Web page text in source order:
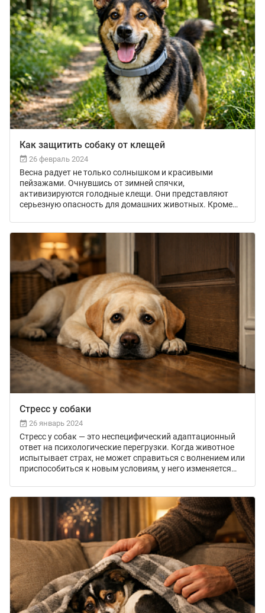
Как защитить собаку от клещей
26 февраль 2024
Весна радует не только солнышком и красивыми
пейзажами. Очнувшись от зимней спячки,
активизируются голодные клещи. Они представляют
серьезную опасность для домашних животных. Кроме
переносят инфекционные болезни, которые порой
приводят к инвалидности и даже летальности. Как
защитить собаку от клещей, какие методы и средства
можно использовать — читайте в статье.
Стресс у собаки
26 январь 2024
Стресс у собак — это неспецифический адаптационный
ответ на психологические перегрузки. Когда животное
испытывает страх, не может справиться с волнением или
приспособиться к новым условиям, у него изменяется
проявляется стресс у собак, что делать в таких случаях —
читайте в статье.